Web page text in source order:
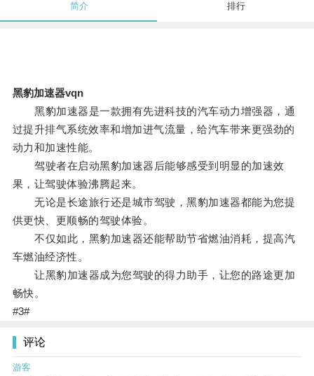
简介 排行
黑豹加速器vqn
黑豹加速器是一款拥有先进科技的汽车动力增强器，通
过提升排气系统效率和增加进气流量，给汽车带来更强劲的
动力和加速性能。
驾驶者在启动黑豹加速器后能够感受到明显的加速效
果，让驾驶体验沸腾起来。
无论是长途旅行还是城市驾驶，黑豹加速器都能为您提
供更快、更顺畅的驾驶体验。
不仅如此，黑豹加速器还能帮助节省燃油消耗，提高汽
车燃油经济性。
让黑豹加速器成为您驾驶的得力助手，让您的路途更加
畅快。
#3#
评论
游客